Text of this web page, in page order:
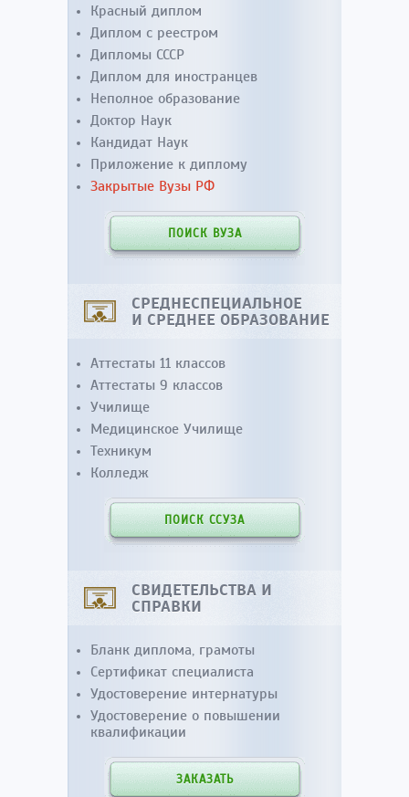
Красный диплом
Диплом с реестром
Дипломы СССР
Диплом для иностранцев
Неполное образование
Доктор Наук
Кандидат Наук
Приложение к диплому
Закрытые Вузы РФ
ПОИСК ВУЗА
СРЕДНЕСПЕЦИАЛЬНОЕ
И СРЕДНЕЕ ОБРАЗОВАНИЕ
Аттестаты 11 классов
Аттестаты 9 классов
Училище
Медицинское Училище
Техникум
Колледж
ПОИСК ССУЗА
СВИДЕТЕЛЬСТВА И
СПРАВКИ
Бланк диплома, грамоты
Сертификат специалиста
Удостоверение интернатуры
Удостоверение о повышении
квалификации
ЗАКАЗАТЬ